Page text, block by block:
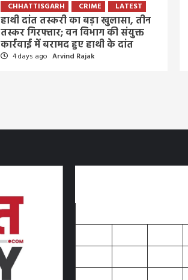
CHHATTISGARH CRIME LATEST
हाथी दांत तस्करी का बड़ा खुलासा, तीन
तस्कर गिरफ्तार; वन विभाग की संयुक्त
कार्रवाई में बरामद हुए हाथी के दांत
4 days ago Arvind Rajak